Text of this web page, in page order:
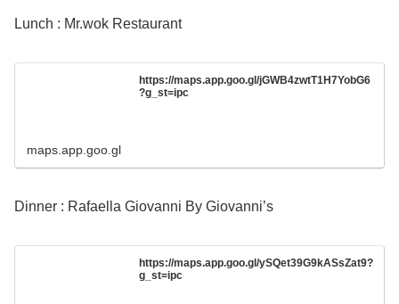
Lunch : Mr.wok Restaurant
https://maps.app.goo.gl/jGWB4zwtT1H7YobG6
?g_st=ipc
maps.app.goo.gl
Dinner : Rafaella Giovanni By Giovanni’s
https://maps.app.goo.gl/ySQet39G9kASsZat9?
g_st=ipc